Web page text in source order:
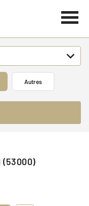
Autres
(53000)